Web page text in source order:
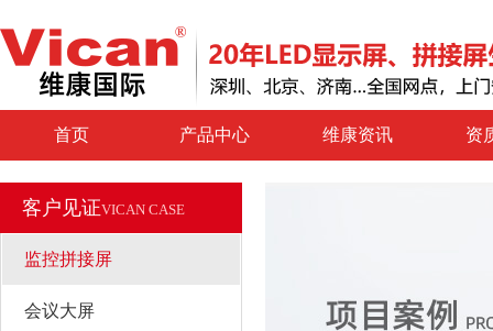
首页 产品中心 维康资讯 资
客户见证VICAN CASE
监控拼接屏
会议大屏